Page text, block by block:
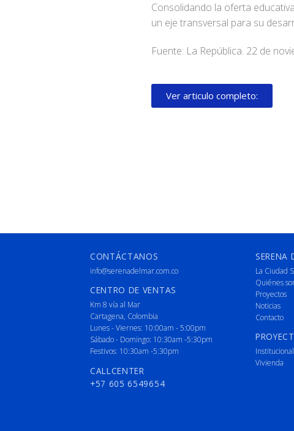
Consolidando la oferta
un eje transversal para su
Fuente: La República. 22 de
Ver articulo completo:
CONTÁCTANOS
info@serenadelmar.com.co
CENTRO DE VENTAS
Km 8 vía al Mar
Cartagena, Colombia
Lunes - Viernes: 10:00am - 5:00pm
Sábado - Domingo: 10:30am -5:30pm
Festivos: 10:30am -5:30pm
CALLCENTER
+57 605 6549654
SERENA
La Ciudad
Quiénes
Proyectos
Noticias
Contacto
Vivienda